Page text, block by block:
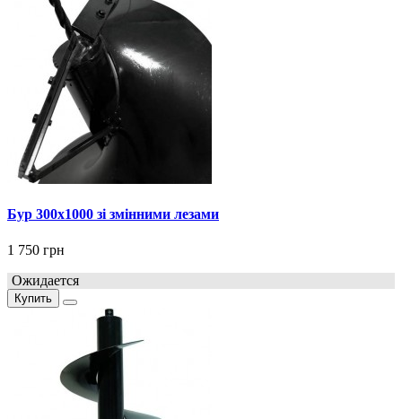
Бур 300x1000 зі змінними лезами
1 750 грн
Ожидается
Купить